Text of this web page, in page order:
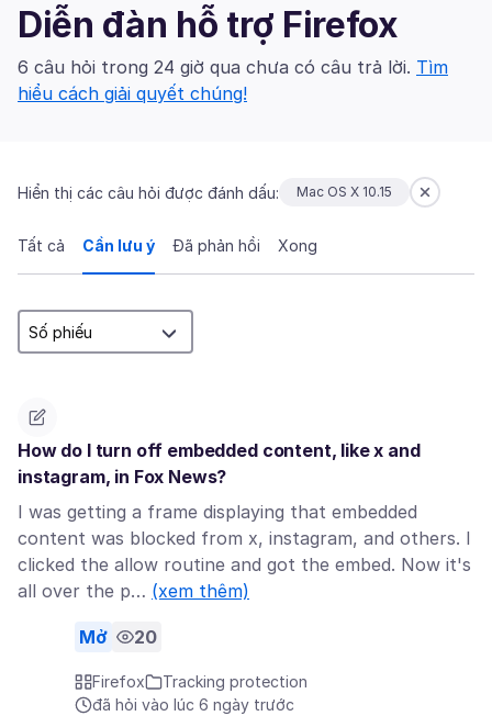
Diễn đàn hỗ trợ Firefox
6 câu hỏi trong 24 giờ qua chưa có câu trả lời. Tìm
hiểu cách giải quyết chúng!
Hiển thị các câu hỏi được đánh dấu: Mac OS X 10.15
Tất cả Cần lưu ý Đã phản hồi Xong
How do I turn off embedded content, like x and
instagram, in Fox News?
I was getting a frame displaying that embedded
content was blocked from x, instagram, and others. I
clicked the allow routine and got the embed. Now it's
all over the p… (xem thêm)
Mở 20
Firefox
Tracking protection
đã hỏi vào lúc 6 ngày trước